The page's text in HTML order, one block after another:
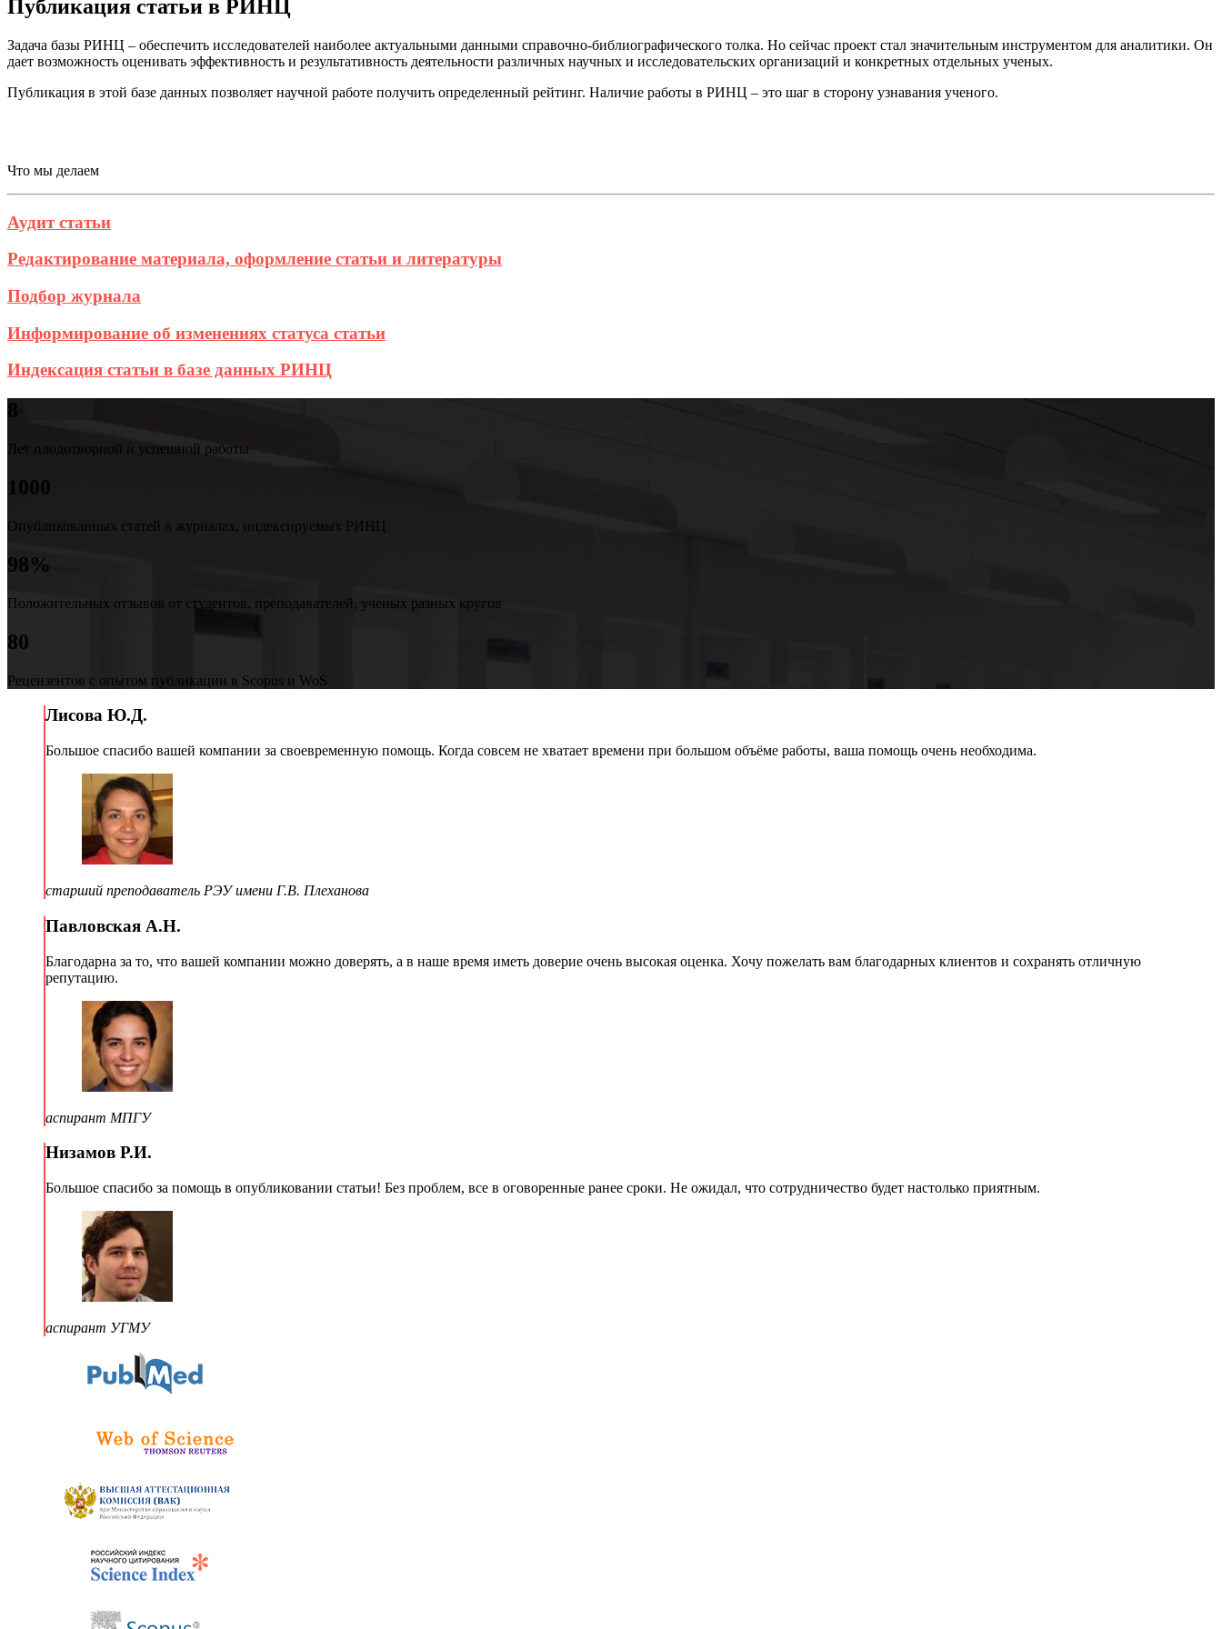
Публикация статьи в РИНЦ
Задача базы РИНЦ – обеспечить исследователей наиболее актуальными данными справочно-библиографического толка. Но сейчас проект стал значительным инструментом для аналитики. Он
дает возможность оценивать эффективность и результативность деятельности различных научных и исследовательских организаций и конкретных отдельных ученых.
Публикация в этой базе данных позволяет научной работе получить определенный рейтинг. Наличие работы в РИНЦ – это шаг в сторону узнавания ученого.
Что мы делаем
Аудит статьи
Редактирование материала, оформление статьи и литературы
Подбор журнала
Информирование об изменениях статуса статьи
Индексация статьи в базе данных РИНЦ
8
Лет плодотворной и успешной работы
1000
Опубликованных статей в журналах, индексируемых РИНЦ
98%
Положительных отзывов от студентов, преподавателей, ученых разных кругов
80
Рецензентов с опытом публикации в Scopus и WoS
Лисова Ю.Д.
Большое спасибо вашей компании за своевременную помощь. Когда совсем не хватает времени при большом объёме работы, ваша помощь очень необходима.
старший преподаватель РЭУ имени Г.В. Плеханова
Павловская А.Н.
Благодарна за то, что вашей компании можно доверять, а в наше время иметь доверие очень высокая оценка. Хочу пожелать вам благодарных клиентов и сохранять отличную
репутацию.
аспирант МПГУ
Низамов Р.И.
Большое спасибо за помощь в опубликовании статьи! Без проблем, все в оговоренные ранее сроки. Не ожидал, что сотрудничество будет настолько приятным.
аспирант УГМУ